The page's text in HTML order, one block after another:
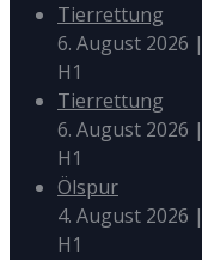
Tierrettung
6. August 2026 |
H1
Tierrettung
6. August 2026 |
H1
Ölspur
4. August 2026 |
H1